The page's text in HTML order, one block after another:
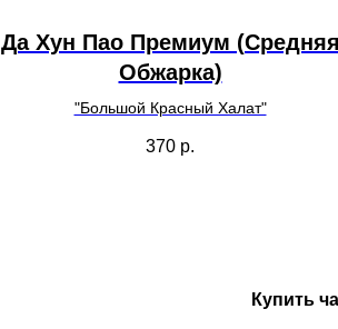
Да Хун Пао Премиум
Обжарка)
"Большой Красный Халат"
370 р.
Купить